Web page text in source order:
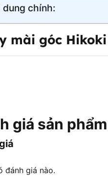
dung chính:
mài góc
bởi Hikoki (tiền thân là
các ứng dụng cắt, mài
bản đến nguồn gốc
góc (angle grinder)
góc (90 độ) với trục
giá sản phẩm
đánh giá nào.